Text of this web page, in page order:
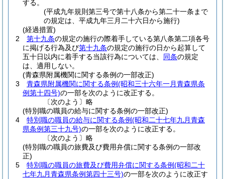
する。
(平成九年規則第三号で第十八条から第二十一条まで
の規定は、平成九年三月二十六日から施行)
(経過措置)
2
第十九条の規定の施行の際着手している第八条第二項各号
に掲げる行為及び第十九条の規定の施行の日から起算して
五十日以内に着手する当該行為については、 同条の規定
は、適用しない。
(青森県附属機関に関する条例の一部改正)
3
青森県附属機関に関する条例(昭和三十六年一月青森県条
例第十四号)の一部を次のように改正する。
〔次のよう〕略
(特別職の職員の給与に関する条例の一部改正)
4
特別職の職員の給与に関する条例(昭和二十七年九月青森
県条例第三十九号)の一部を次のように改正する。
〔次のよう〕略
(特別職の職員の旅費及び費用弁償に関する条例の一部改
正)
5
特別職の職員の旅費及び費用弁償に関する条例(昭和二十
七年九月青森県条例第四十三号)の一部を次のように改正す